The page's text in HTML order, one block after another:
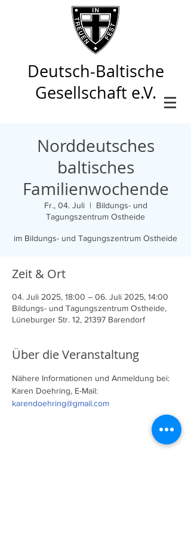
Deutsch-Baltische
Gesellschaft e.V.
Norddeutsches
baltisches
Familienwochende
Fr., 04. Juli
  |
Bildungs- und
Tagungszentrum Ostheide
im Bildungs- und Tagungszentrum Ostheide
Zeit & Ort
04. Juli 2025, 18:00 – 06. Juli 2025, 14:00
Bildungs- und Tagungszentrum Ostheide,
Lüneburger Str. 12, 21397 Barendorf
Über die Veranstaltung
Nähere Informationen und Anmeldung bei:
Karen Doehring, E-Mail:
karendoehring@gmail.com